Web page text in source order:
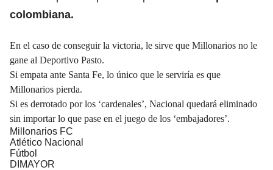
colombiana.
En el caso de conseguir la victoria, le sirve que Millonarios no le
gane al Deportivo Pasto.
Si empata ante Santa Fe, lo único que le serviría es que
Millonarios pierda.
Si es derrotado por los ‘cardenales’, Nacional quedará eliminado
sin importar lo que pase en el juego de los ‘embajadores’.
Millonarios FC
Atlético Nacional
Fútbol
DIMAYOR